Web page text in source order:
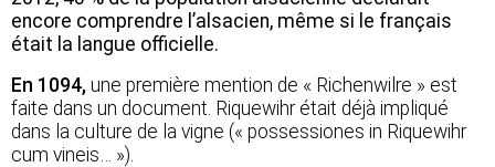
encore comprendre l’alsacien, même si le français
était la langue officielle.
En 1094, une première mention de « Richenwilre » est
faite dans un document. Riquewihr était déjà impliqué
dans la culture de la vigne (« possessiones in Riquewihr
cum vineis… »).